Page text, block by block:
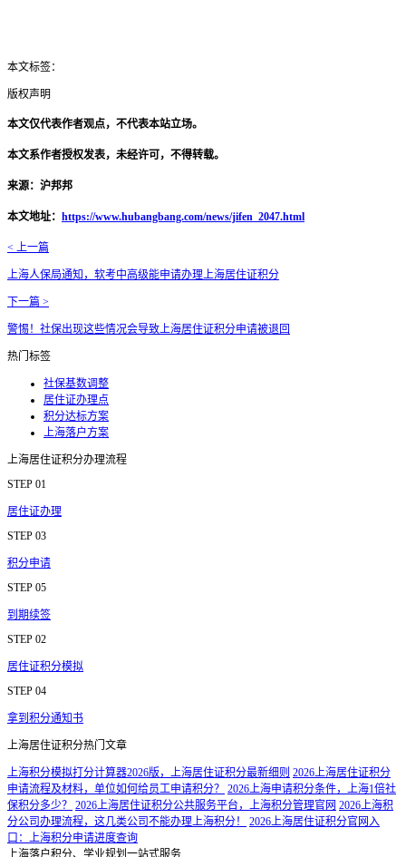
本文标签：
版权声明
本文仅代表作者观点，不代表本站立场。
本文系作者授权发表，未经许可，不得转载。
来源：沪邦邦
本文地址： https://www.hubangbang.com/news/jifen_2047.html
< 上一篇
上海人保局通知，软考中高级能申请办理上海居住证积分
下一篇 >
警惕！社保出现这些情况会导致上海居住证积分申请被退回
热门标签
社保基数调整
居住证办理点
积分达标方案
上海落户方案
上海居住证积分办理流程
STEP 01
居住证办理
STEP 03
积分申请
STEP 05
到期续签
STEP 02
居住证积分模拟
STEP 04
拿到积分通知书
上海居住证积分热门文章
上海积分模拟打分计算器2026版，上海居住证积分最新细则 2026上海居住证积分
申请流程及材料，单位如何给员工申请积分？
2026上海申请积分条件，上海1倍社
保积分多少？
2026上海居住证积分公共服务平台，上海积分管理官网 2026上海积
分公司办理流程，这几类公司不能办理上海积分！
2026上海居住证积分官网入
口：上海积分申请进度查询